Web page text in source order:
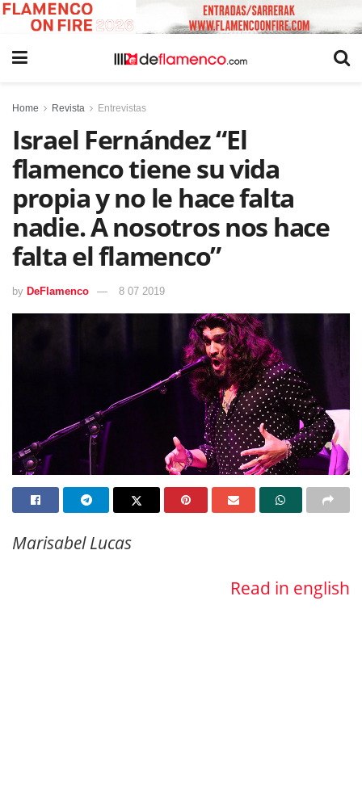
Home Revista Entrevistas
Israel Fernández “El
flamenco tiene su vida
propia y no le hace falta
nadie. A nosotros nos hace
falta el flamenco”
by DeFlamenco 8 07 2019
Marisabel Lucas
Read in english